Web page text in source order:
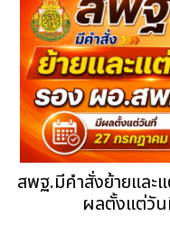
สพฐ.มีคำสั่งย้ายและ
ผลตั้งแต่วั